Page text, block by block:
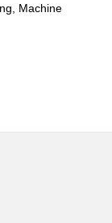
Machine